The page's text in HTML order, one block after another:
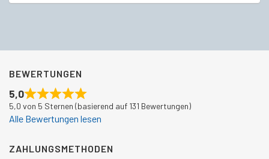
BEWERTUNGEN
5,0
5,0 von 5 Sternen (basierend auf 131 Bewertungen)
Alle Bewertungen lesen
ZAHLUNGSMETHODEN